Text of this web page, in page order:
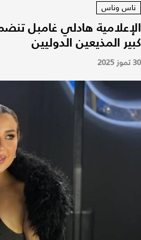
ناس وناس
كبير المذيعين الدوليين
30 تموز 2025